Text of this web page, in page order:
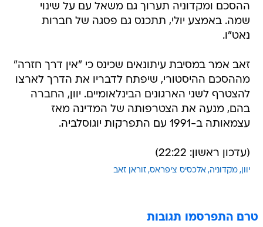
ההסכם ומקדוניה תערוך גם משאל עם על שינוי
שמה. באמצע יולי, תתכנס גם פסגה של חברות
נאט"ו.
זאב אמר במסיבת עיתונאים שכינס כי "אין דרך חזרה"
מההסכם ההיסטורי, שיפתח לדבריו את הדרך לארצו
להצטרף לשני הארגונים הבינלאומיים. יוון, החברה
בהם, מנעה את הצטרפותה של המדינה מאז
עצמאותה ב-1991 עם התפרקות יוגוסלביה.
(עדכון ראשון: 22:22)
יוון מקדוניה אלכסיס ציפראס זוראן זאב
טרם התפרסמו תגובות